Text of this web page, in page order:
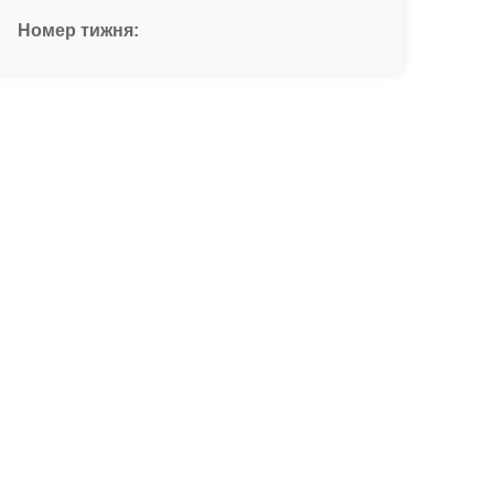
Номер тижня: